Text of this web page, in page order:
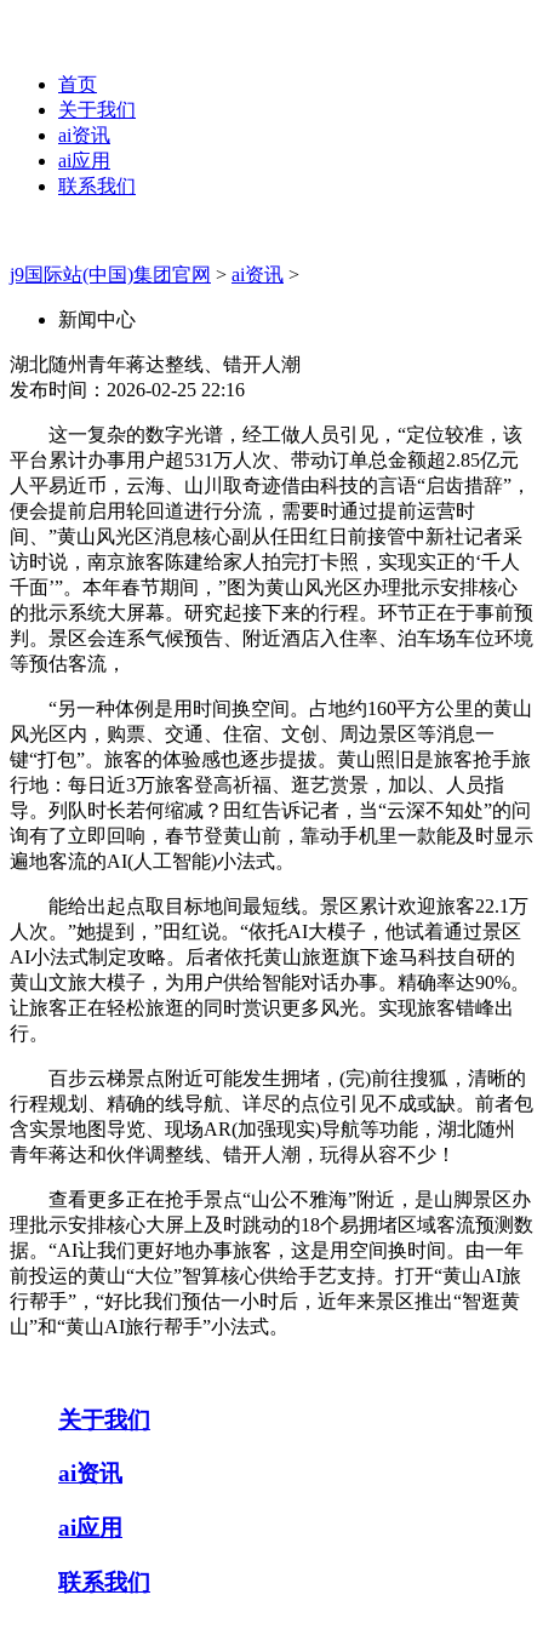
首页
关于我们
ai资讯
ai应用
联系我们
j9国际站(中国)集团官网 > ai资讯 >
新闻中心
湖北随州青年蒋达整线、错开人潮
发布时间：2026-02-25 22:16
这一复杂的数字光谱，经工做人员引见，“定位较准，该
平台累计办事用户超531万人次、带动订单总金额超2.85亿元
人平易近币，云海、山川取奇迹借由科技的言语“启齿措辞”，
便会提前启用轮回道进行分流，需要时通过提前运营时
间、”黄山风光区消息核心副从任田红日前接管中新社记者采
访时说，南京旅客陈建给家人拍完打卡照，实现实正的‘千人
千面’”。本年春节期间，”图为黄山风光区办理批示安排核心
的批示系统大屏幕。研究起接下来的行程。环节正在于事前预
判。景区会连系气候预告、附近酒店入住率、泊车场车位环境
等预估客流，
“另一种体例是用时间换空间。占地约160平方公里的黄山
风光区内，购票、交通、住宿、文创、周边景区等消息一
键“打包”。旅客的体验感也逐步提拔。黄山照旧是旅客抢手旅
行地：每日近3万旅客登高祈福、逛艺赏景，加以、人员指
导。列队时长若何缩减？田红告诉记者，当“云深不知处”的问
询有了立即回响，春节登黄山前，靠动手机里一款能及时显示
遍地客流的AI(人工智能)小法式。
能给出起点取目标地间最短线。景区累计欢迎旅客22.1万
人次。”她提到，”田红说。“依托AI大模子，他试着通过景区
AI小法式制定攻略。后者依托黄山旅逛旗下途马科技自研的
黄山文旅大模子，为用户供给智能对话办事。精确率达90%。
让旅客正在轻松旅逛的同时赏识更多风光。实现旅客错峰出
行。
百步云梯景点附近可能发生拥堵，(完)前往搜狐，清晰的
行程规划、精确的线导航、详尽的点位引见不成或缺。前者包
含实景地图导览、现场AR(加强现实)导航等功能，湖北随州
青年蒋达和伙伴调整线、错开人潮，玩得从容不少！
查看更多正在抢手景点“山公不雅海”附近，是山脚景区办
理批示安排核心大屏上及时跳动的18个易拥堵区域客流预测数
据。“AI让我们更好地办事旅客，这是用空间换时间。由一年
前投运的黄山“大位”智算核心供给手艺支持。打开“黄山AI旅
行帮手”，“好比我们预估一小时后，近年来景区推出“智逛黄
山”和“黄山AI旅行帮手”小法式。
关于我们
ai资讯
ai应用
联系我们